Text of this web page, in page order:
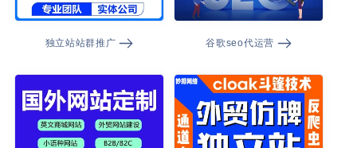
独立站站群推广 谷歌seo代运营